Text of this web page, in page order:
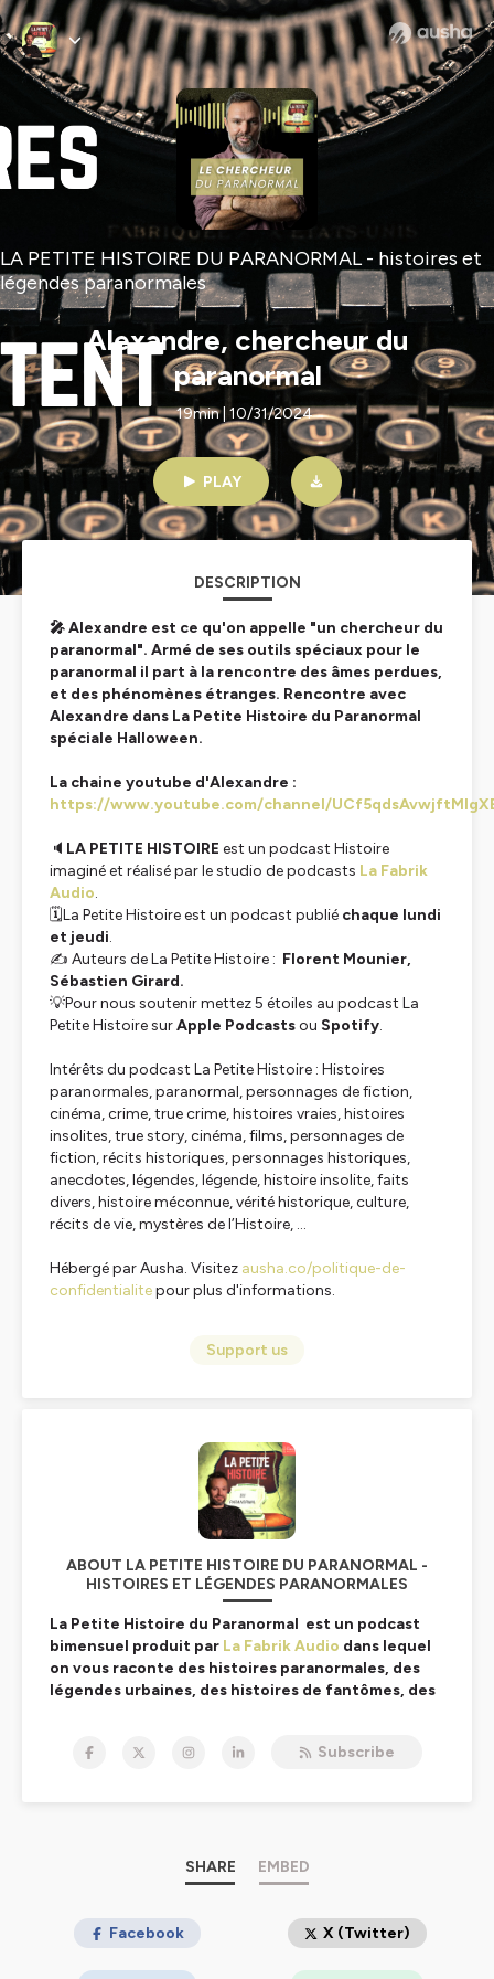
LA PETITE HISTOIRE DU PARANORMAL - histoires et
légendes paranormales
Alexandre, chercheur du
paranormal
19min | 10/31/2024
PLAY
DESCRIPTION
🎤 Alexandre est ce qu'on appelle "un chercheur du
paranormal". Armé de ses outils spéciaux pour le
paranormal il part à la rencontre des âmes perdues,
et des phénomènes étranges. Rencontre avec
Alexandre dans La Petite Histoire du Paranormal
spéciale Halloween.
La chaine youtube d'Alexandre :
https://www.youtube.com/channel/
🔈 LA PETITE HISTOIRE est un podcast Histoire
imaginé et réalisé par le studio de podcasts La Fabrik
Audio.
🗓️La Petite Histoire est un podcast publié chaque lundi
et jeudi.
✍️ Auteurs de La Petite Histoire : Florent Mounier,
Sébastien Girard.
💡Pour nous soutenir mettez 5 étoiles au podcast La
Petite Histoire surApple Podcastsou Spotify.
Intérêts du podcast La Petite Histoire : Histoires
paranormales, paranormal, personnages de fiction,
cinéma, crime, true crime, histoires vraies, histoires
insolites, true story, cinéma, films, personnages de
fiction, récits historiques, personnages historiques,
anecdotes, légendes, légende, histoire insolite, faits
divers, histoire méconnue, vérité historique, culture,
récits de vie, mystères de l’Histoire, ...
Hébergé par Ausha. Visitez ausha.co/politique-de-
confidentialitepour plus d'informations.
Support us
ABOUT LA PETITE HISTOIRE DU PARANORMAL -
HISTOIRES ET LÉGENDES PARANORMALES
La Petite Histoire du Paranormal est un podcast
bimensuel produit par La Fabrik Audio dans lequel
on vous raconte des histoires paranormales, des
légendes urbaines, des histoires de fantômes, des
c'est le podcast qui fait peur : La Petite Histoire du
La Petite Histoire du Paranormal
podcast où l'inexplicable rencontre l'Histoire ! Chaque
fascinantes, deshistoires vraies
où le mystère et
Subscribe
SHARE EMBED
Facebook X (Twitter)